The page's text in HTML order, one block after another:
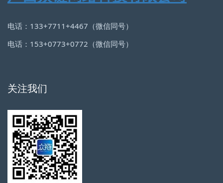
电话：133+7711+4467（微信同号）
电话：153+0773+0772（微信同号）
关注我们